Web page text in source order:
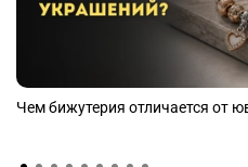
Чем бижутерия отличается от